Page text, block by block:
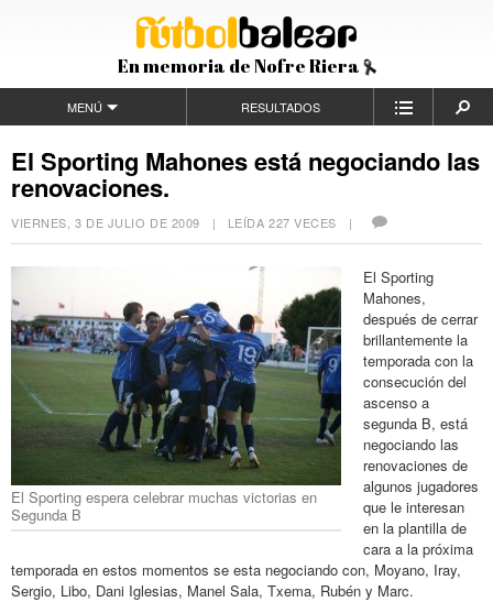
En memoria de Nofre Riera
MENÚ RESULTADOS
El Sporting Mahones está negociando las
renovaciones.
VIERNES, 3 DE JULIO DE 2009 | LEÍDA 227 VECES |
El Sporting espera celebrar muchas victorias en
Segunda B
El Sporting
Mahones,
después de cerrar
brillantemente la
temporada con la
consecución del
ascenso a
segunda B, está
negociando las
renovaciones de
algunos jugadores
que le interesan
en la plantilla de
cara a la próxima
temporada en estos momentos se esta negociando con, Moyano, Iray,
Sergio, Libo, Dani Iglesias, Manel Sala, Txema, Rubén y Marc.